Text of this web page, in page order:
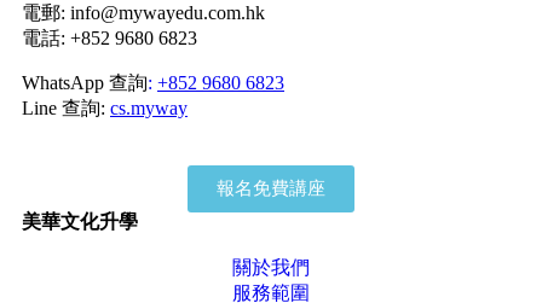
電郵: info@mywayedu.com.hk
電話: +852 9680 6823
WhatsApp 查詢: +852 9680 6823
Line 查詢: cs.myway
報名免費講座
美華文化升學
關於我們
服務範圍